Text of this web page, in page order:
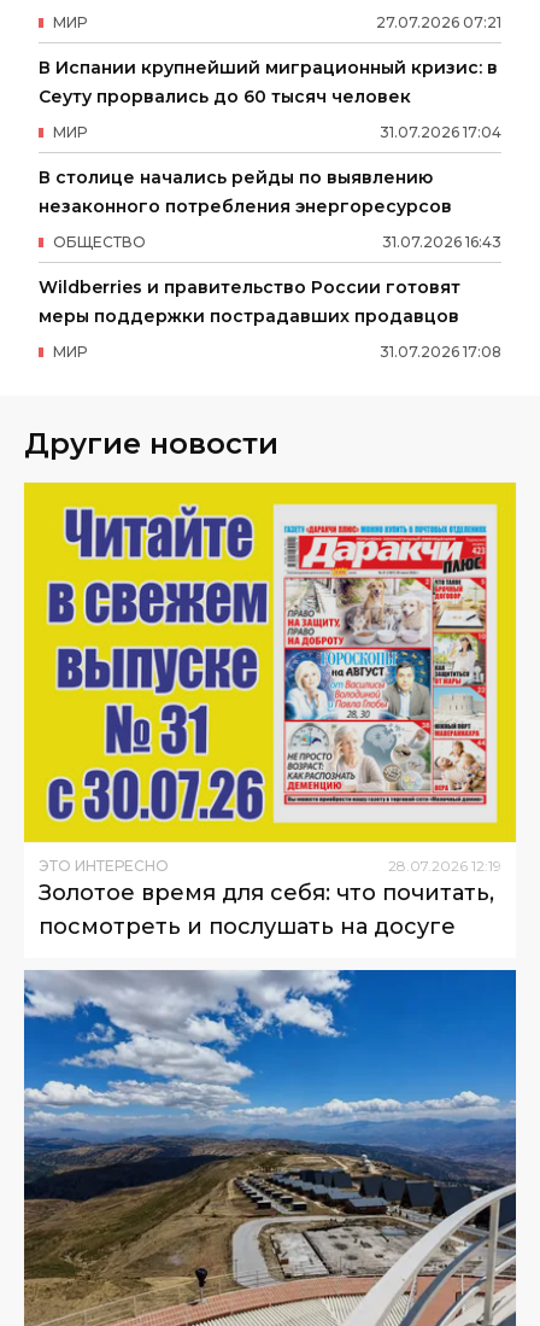
27.07.2026 07:21
МИР
В Испании крупнейший миграционный кризис: в
Сеуту прорвались до 60 тысяч человек
31.07.2026 17:04
МИР
В столице начались рейды по выявлению
незаконного потребления энергоресурсов
31.07.2026 16:43
ОБЩЕСТВО
Wildberries и правительство России готовят
меры поддержки пострадавших продавцов
31.07.2026 17:08
МИР
Другие новости
ЭТО ИНТЕРЕСНО 28.07.2026 12:19
Золотое время для себя: что почитать,
посмотреть и послушать на досуге